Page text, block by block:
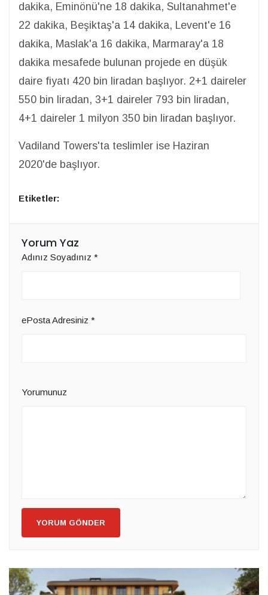
dakika, Eminönü'ne 18 dakika, Sultanahmet'e
22 dakika, Beşiktaş'a 14 dakika, Levent'e 16
dakika, Maslak'a 16 dakika, Marmaray'a 18
dakika mesafede bulunan projede en düşük
daire fiyatı 420 bin liradan başlıyor. 2+1 daireler
550 bin liradan, 3+1 daireler 793 bin liradan,
4+1 daireler 1 milyon 350 bin liradan başlıyor.
Vadiland Towers'ta teslimler ise Haziran
2020'de başlıyor.
Etiketler:
Yorum Yaz
Adınız Soyadınız *
ePosta Adresiniz *
Yorumunuz
YORUM GÖNDER